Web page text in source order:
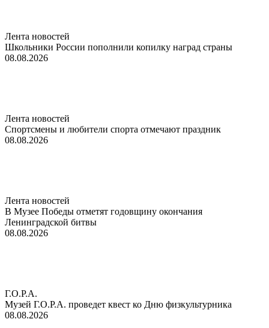
Лента новостей
Школьники России пополнили копилку наград страны
08.08.2026
Лента новостей
Спортсмены и любители спорта отмечают праздник
08.08.2026
Лента новостей
В Музее Победы отметят годовщину окончания
Ленинградской битвы
08.08.2026
Г.О.Р.А.
Музей Г.О.Р.А. проведет квест ко Дню физкультурника
08.08.2026